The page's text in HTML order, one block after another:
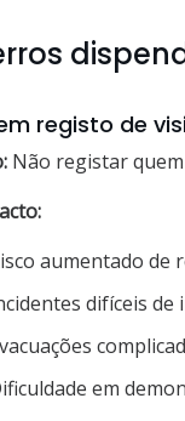
registo de
Não registar
aumentado de
difíceis de
em